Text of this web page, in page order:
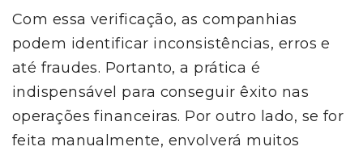
Com essa verificação, as companhias
podem identificar inconsistências, erros e
até fraudes. Portanto, a prática é
indispensável para conseguir êxito nas
operações financeiras. Por outro lado, se for
feita manualmente, envolverá muitos